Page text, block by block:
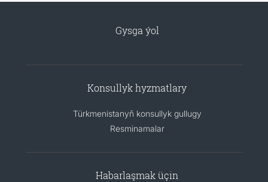
Gysga ýol
Konsullyk hyzmatlary
Türkmenistanyň konsullyk gullugy
Resminamalar
Habarlaşmak üçin